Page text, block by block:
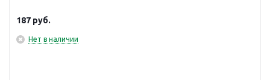
187 руб.
Нет в наличии